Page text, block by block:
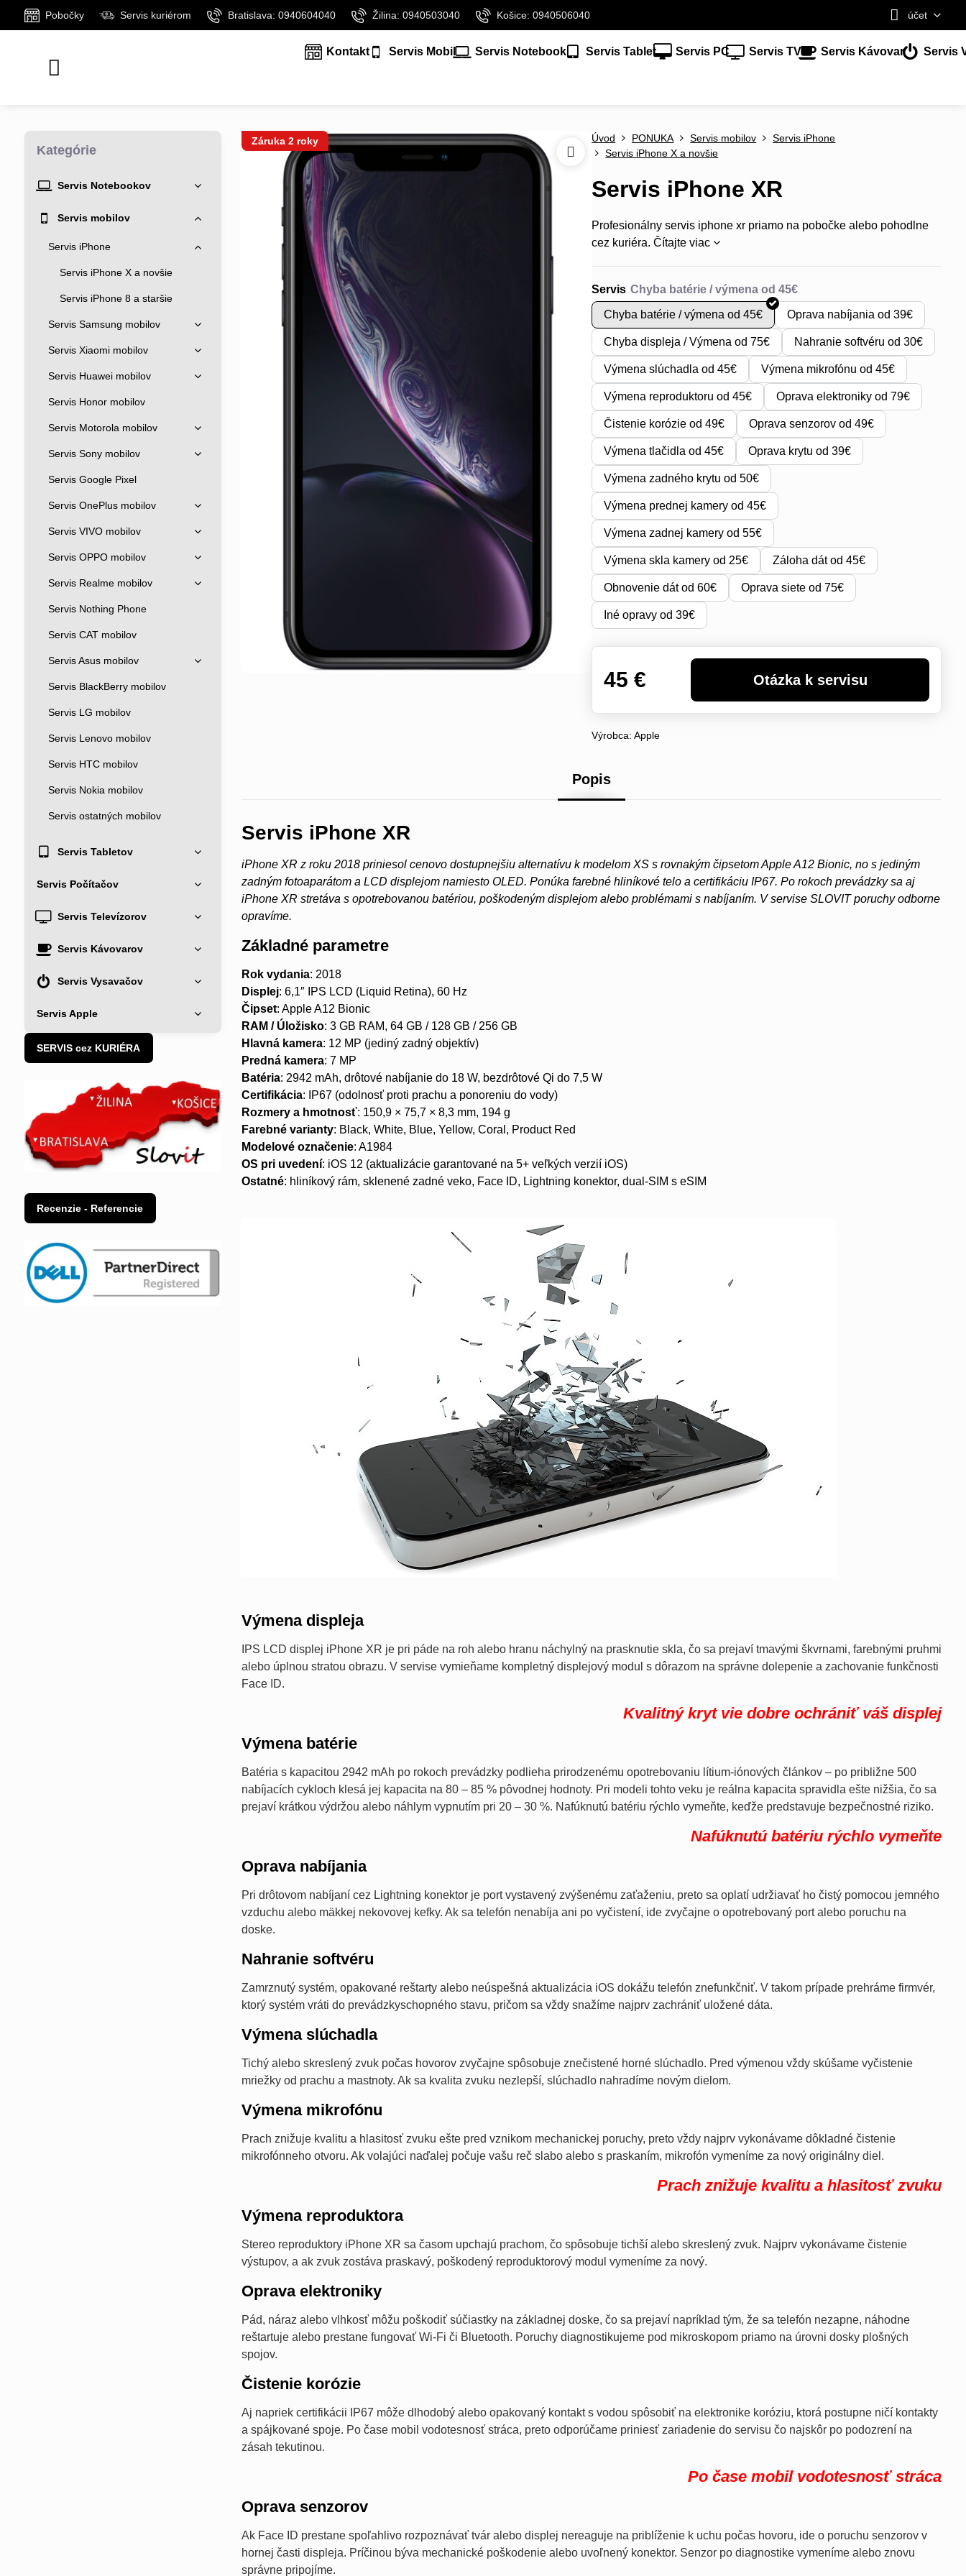
Pobočky Servis kuriérom Bratislava: 0940604040 Žilina: 0940503040 Košice: 0940506040 účet
Kontakt Servis Mobil Servis Notebook Servis Tablet Servis PC Servis TV Servis Kávovar Servis
Záruka 2 roky Úvod PONUKA Servis mobilov
Servis iPhone
Servis iPhone X a novšie
Servis iPhone XR
Profesionálny servis iphone xr priamo na pobočke alebo pohodlne
cez kuriéra.Čítajte viac
Servis
Chyba batérie / výmena od 45€ Oprava nabíjania od 39€
Chyba displeja / Výmena od 75€ Nahranie softvéru od 30€
Výmena slúchadla od 45€ Výmena mikrofónu od 45€
Výmena reproduktoru od 45€ Oprava elektroniky od 79€
Čistenie korózie od 49€ Oprava senzorov od 49€
Výmena tlačidla od 45€ Oprava krytu od 39€
Výmena zadného krytu od 50€
Výmena prednej kamery od 45€
Výmena zadnej kamery od 55€
Výmena skla kamery od 25€ Záloha dát od 45€
Obnovenie dát od 60€ Oprava siete od 75€
Iné opravy od 39€
45 €
Výrobca:Apple
Popis
Servis iPhone XR
iPhone XR z roku 2018 priniesol cenovo dostupnejšiu alternatívu k modelom XS s rovnakým čipsetom Apple A12 Bionic, no s jediným
zadným fotoaparátom a LCD displejom namiesto OLED. Ponúka farebné hliníkové telo a certifikáciu IP67. Po rokoch prevádzky sa aj
iPhone XR stretáva s opotrebovanou batériou, poškodeným displejom alebo problémami s nabíjaním. V servise SLOVIT poruchy odborne
opravíme.
Základné parametre
Rok vydania: 2018
Displej: 6,1″ IPS LCD (Liquid Retina), 60 Hz
Čipset: Apple A12 Bionic
RAM / Úložisko: 3 GB RAM, 64 GB / 128 GB / 256 GB
Hlavná kamera: 12 MP (jediný zadný objektív)
Predná kamera: 7 MP
Batéria: 2942 mAh, drôtové nabíjanie do 18 W, bezdrôtové Qi do 7,5 W
Certifikácia: IP67 (odolnosť proti prachu a ponoreniu do vody)
Rozmery a hmotnosť: 150,9 × 75,7 × 8,3 mm, 194 g
Farebné varianty: Black, White, Blue, Yellow, Coral, Product Red
Modelové označenie: A1984
OS pri uvedení: iOS 12 (aktualizácie garantované na 5+ veľkých verzií iOS)
Ostatné: hliníkový rám, sklenené zadné veko, Face ID, Lightning konektor, dual-SIM s eSIM
Výmena displeja
IPS LCD displej iPhone XR je pri páde na roh alebo hranu náchylný na prasknutie skla, čo sa prejaví tmavými škvrnami, farebnými pruhmi
alebo úplnou stratou obrazu. V servise vymieňame kompletný displejový modul s dôrazom na správne dolepenie a zachovanie funkčnosti
Face ID.
Kvalitný kryt vie dobre ochrániť váš displej
Výmena batérie
Batéria s kapacitou 2942 mAh po rokoch prevádzky podlieha prirodzenému opotrebovaniu lítium-iónových článkov – po približne 500
nabíjacích cykloch klesá jej kapacita na 80 – 85 % pôvodnej hodnoty. Pri modeli tohto veku je reálna kapacita spravidla ešte nižšia, čo sa
prejaví krátkou výdržou alebo náhlym vypnutím pri 20 – 30 %. Nafúknutú batériu rýchlo vymeňte, keďže predstavuje bezpečnostné riziko.
Nafúknutú batériu rýchlo vymeňte
Oprava nabíjania
Pri drôtovom nabíjaní cez Lightning konektor je port vystavený zvýšenému zaťaženiu, preto sa oplatí udržiavať ho čistý pomocou jemného
vzduchu alebo mäkkej nekovovej kefky. Ak sa telefón nenabíja ani po vyčistení, ide zvyčajne o opotrebovaný port alebo poruchu na
doske.
Nahranie softvéru
Zamrznutý systém, opakované reštarty alebo neúspešná aktualizácia iOS dokážu telefón znefunkčniť. V takom prípade prehráme firmvér,
ktorý systém vráti do prevádzkyschopného stavu, pričom sa vždy snažíme najprv zachrániť uložené dáta.
Výmena slúchadla
Tichý alebo skreslený zvuk počas hovorov zvyčajne spôsobuje znečistené horné slúchadlo. Pred výmenou vždy skúšame vyčistenie
mriežky od prachu a mastnoty. Ak sa kvalita zvuku nezlepší, slúchadlo nahradíme novým dielom.
Výmena mikrofónu
Prach znižuje kvalitu a hlasitosť zvuku ešte pred vznikom mechanickej poruchy, preto vždy najprv vykonávame dôkladné čistenie
mikrofónneho otvoru. Ak volajúci naďalej počuje vašu reč slabo alebo s praskaním, mikrofón vymeníme za nový originálny diel.
Prach znižuje kvalitu a hlasitosť zvuku
Výmena reproduktora
Stereo reproduktory iPhone XR sa časom upchajú prachom, čo spôsobuje tichší alebo skreslený zvuk. Najprv vykonávame čistenie
výstupov, a ak zvuk zostáva praskavý, poškodený reproduktorový modul vymeníme za nový.
Oprava elektroniky
Pád, náraz alebo vlhkosť môžu poškodiť súčiastky na základnej doske, čo sa prejaví napríklad tým, že sa telefón nezapne, náhodne
reštartuje alebo prestane fungovať Wi-Fi či Bluetooth. Poruchy diagnostikujeme pod mikroskopom priamo na úrovni dosky plošných
spojov.
Čistenie korózie
Aj napriek certifikácii IP67 môže dlhodobý alebo opakovaný kontakt s vodou spôsobiť na elektronike koróziu, ktorá postupne ničí kontakty
a spájkované spoje. Po čase mobil vodotesnosť stráca, preto odporúčame priniesť zariadenie do servisu čo najskôr po podozrení na
zásah tekutinou.
Po čase mobil vodotesnosť stráca
Oprava senzorov
Ak Face ID prestane spoľahlivo rozpoznávať tvár alebo displej nereaguje na priblíženie k uchu počas hovoru, ide o poruchu senzorov v
hornej časti displeja. Príčinou býva mechanické poškodenie alebo uvoľnený konektor. Senzor po diagnostike vymeníme alebo znovu
správne pripojíme.
Kategórie
Servis Notebookov
Servis mobilov
Servis iPhone
Servis iPhone X a novšie
Servis iPhone 8 a staršie
Servis Samsung mobilov
Servis Xiaomi mobilov
Servis Huawei mobilov
Servis Honor mobilov
Servis Motorola mobilov
Servis Sony mobilov
Servis Google Pixel
Servis OnePlus mobilov
Servis VIVO mobilov
Servis OPPO mobilov
Servis Realme mobilov
Servis Nothing Phone
Servis CAT mobilov
Servis Asus mobilov
Servis BlackBerry mobilov
Servis LG mobilov
Servis Lenovo mobilov
Servis HTC mobilov
Servis Nokia mobilov
Servis ostatných mobilov
Servis Tabletov
Servis Počítačov
Servis Televízorov
Servis Kávovarov
Servis Vysavačov
Servis Apple
SERVIS cez KURIÉRA
Recenzie - Referencie